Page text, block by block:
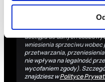
Administratorem danych
Centrum Pomocy
Dane osobowe są
dotyczących działalności
dostępu do danych
wniesienia sprzeciwu
przetwarzania,
nie wpływa na legalność
wycofaniem zgody).
znajdziesz wPolityce